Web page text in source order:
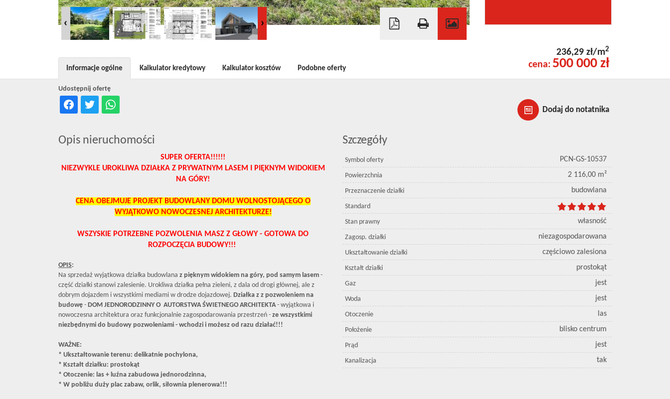
236,29 zł/m2
cena: 500 000 zł
Dodaj do notatnika
Udostępnij ofertę
Informacje ogólne Kalkulator kredytowy Kalkulator kosztów Podobne oferty
Opis nieruchomości
SUPER OFERTA!!!!!!
NIEZWYKLE UROKLIWA DZIAŁKA Z PRYWATNYM LASEM I PIĘKNYM WIDOKIEM
NA GÓRY!
CENA OBEJMUJE PROJEKT BUDOWLANY DOMU WOLNOSTOJĄCEGO O
WYJĄTKOWO NOWOCZESNEJ ARCHITEKTURZE!
WSZYSKIE POTRZEBNE POZWOLENIA MASZ Z GŁOWY - GOTOWA DO
ROZPOCZĘCIA BUDOWY!!!
OPIS:
Na sprzedaż wyjątkowa działka budowlana z pięknym widokiem na góry, pod samym lasem -
część działki stanowi zalesienie. Urokliwa działka pełna zieleni, z dala od drogi głównej, ale z
dobrym dojazdem i wszystkimi mediami w drodze dojazdowej. Działka z z pozwoleniem na
budowę - DOM JEDNORODZINNY O AUTORSTWA ŚWIETNEGO ARCHITEKTA- wyjątkowa i
nowoczesna architektura oraz funkcjonalnie zagospodarowania przestrzeń - ze wszystkimi
niezbędnymi do budowy pozwoleniami - wchodzi i możesz od razu działać!!!
WAŻNE:
* Ukształtowanie terenu: delikatnie pochylona,
* Kształt działku: prostokąt
* Otoczenie: las + luźna zabudowa jednorodzinna,
* W pobliżu duży plac zabaw, orlik, siłownia plenerowa!!!
Szczegóły
Symbol oferty PCN-GS-10537
Powierzchnia 2 116,00 m²
Przeznaczenie działki budowlana
Standard
Stan prawny własność
Zagosp. działki niezagospodarowana
Ukształtowanie działki częściowo zalesiona
Kształt działki prostokąt
Gaz jest
Woda jest
Otoczenie las
Położenie blisko centrum
Prąd jest
Kanalizacja tak